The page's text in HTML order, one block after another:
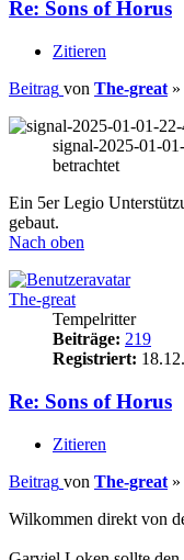
Re: Sons of Horus
Zitieren
Beitrag von The-great »
signal-2025-01-
betrachtet
Ein 5er Legio
gebaut.
Nach oben
The-great
Tempelritter
Beiträge: 219
Registriert:
Re: Sons of Horus
Zitieren
Beitrag von The-great »
Wilkommen direkt von